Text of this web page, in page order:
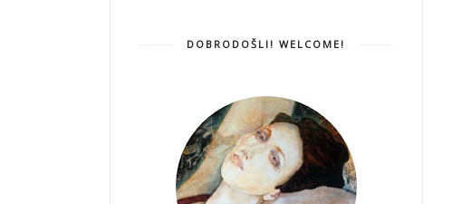
DOBRODOŠLI! WELCOME!